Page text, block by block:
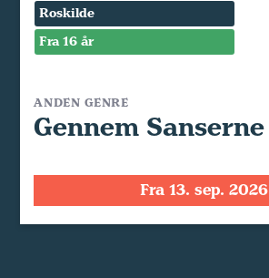
Roskilde
Fra 16 år
ANDEN GENRE
Gennem Sanserne
Fra 13. sep. 2026